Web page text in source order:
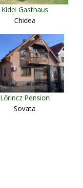
Kidei Gasthaus
Chidea
Lőrincz Pension
Sovata